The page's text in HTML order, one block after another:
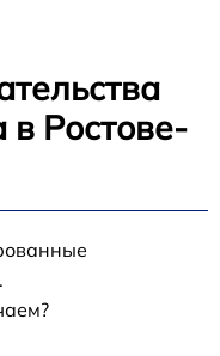
в Ростове-